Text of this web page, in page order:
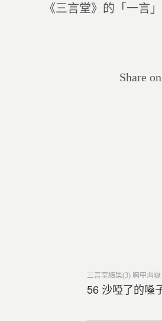
《三言堂》的「一言
Share on
Posted
三言堂結集(3) 胸中海嶽
56 沙啞了的嗓